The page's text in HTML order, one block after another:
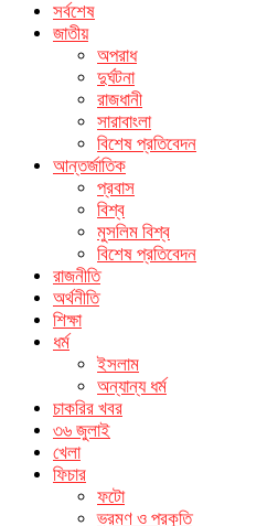
সর্বশেষ
জাতীয়
অপরাধ
দুর্ঘটনা
রাজধানী
সারাবাংলা
বিশেষ প্রতিবেদন
আন্তর্জাতিক
প্রবাস
বিশ্ব
মুসলিম বিশ্ব
বিশেষ প্রতিবেদন
রাজনীতি
অর্থনীতি
শিক্ষা
ধর্ম
ইসলাম
অন্যান্য ধর্ম
চাকরির খবর
৩৬ জুলাই
খেলা
ফিচার
ফটো
ভ্রমণ ও প্রকৃতি